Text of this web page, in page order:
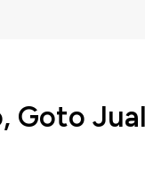
Goto